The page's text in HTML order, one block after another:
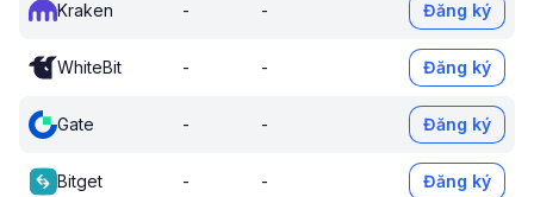
Kraken - - Đăng ký
WhiteBit - - Đăng ký
Gate - - Đăng ký
Bitget - - Đăng ký